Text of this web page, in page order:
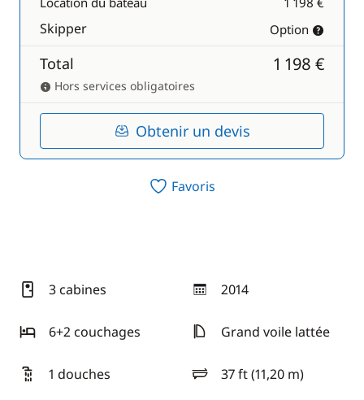
Skipper Option
Total 1 198 €
Hors services obligatoires
Obtenir un devis
Favoris
3 cabines 2014
année
6+2 couchages
Grand voile lattée
1 douches 37 ft (11,20 m)
longueur